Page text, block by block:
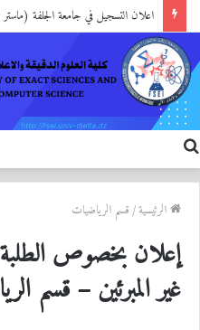
اعلان التسجيل في جامعة الجلفة (ماستر 20%، DEUA,..)
عن
الرئيسية/قسم الرياضيات
إعلان بخصوص الطلبة
غير المبرئين – قسم